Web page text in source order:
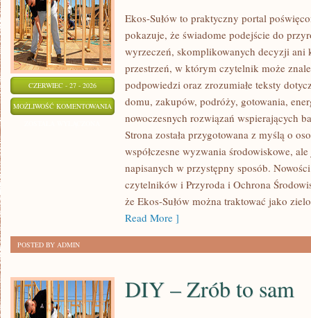
CZERWIEC - 27 - 2026
MOŻLIWOŚĆ KOMENTOWANIA TECHNOLOGIE
PLANETY
Ekos-Sułów to praktyczny portal
pokazuje, że świadome podejście do
wyrzeczeń, skomplikowanych decyzji ani
przestrzeń, w którym czytelnik może
podpowiedzi oraz zrozumiałe teksty
domu, zakupów, podróży, gotowania,
nowoczesnych rozwiązań wspierających
Strona została przygotowana z myślą o
współczesne wyzwania środowiskowe,
napisanych w przystępny sposób.
czytelników i Przyroda i Ochrona
że Ekos-Sułów można traktować jako
Read More ]
POSTED BY ADMIN
DIY – Zrób to sam